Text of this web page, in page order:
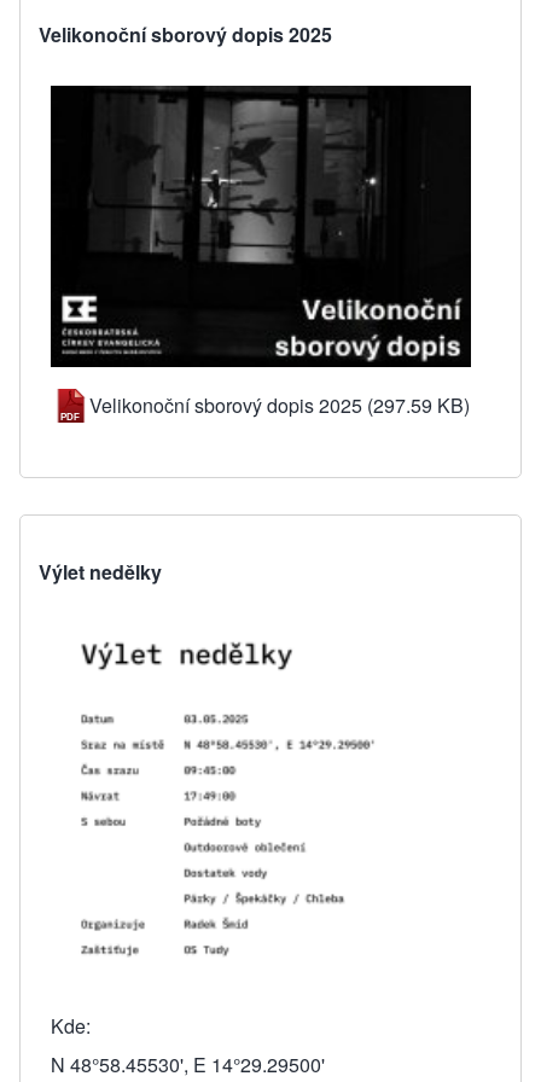
Velikonoční sborový dopis 2025
Velikonoční sborový dopis 2025 (297.59 KB)
Výlet nedělky
Kde
N 48°58.45530', E 14°29.29500'